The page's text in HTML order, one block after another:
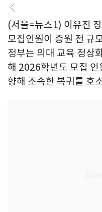
(서울=뉴스1) 이유진
모집인원이 증원 전 규
정부는 의대 교육 정상
해 2026학년도 모집
향해 조속한 복귀를 호